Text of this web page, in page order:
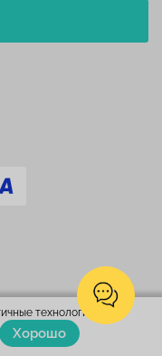
технологии.
Хорошо